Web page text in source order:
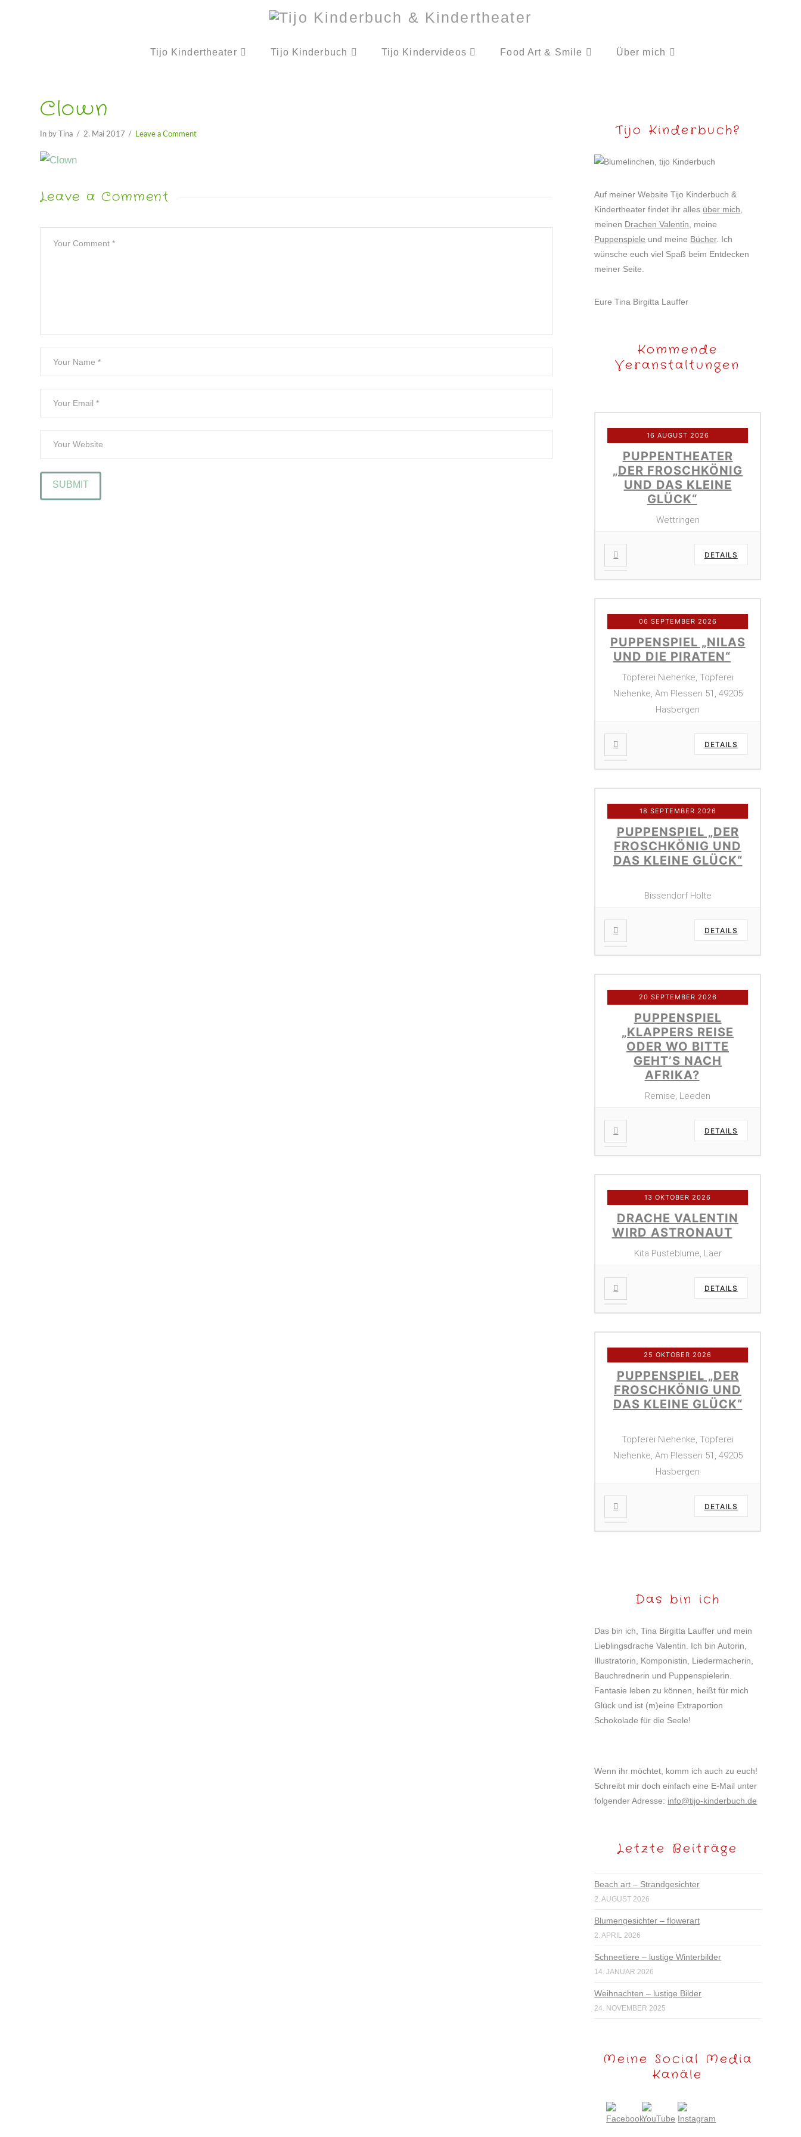
Tijo Kindertheater Tijo Kinderbuch Tijo Kindervideos Food Art & Smile Über mich
Clown
In by Tina 2. Mai 2017 Leave a Comment
Leave a Comment
Tijo Kinderbuch?
Auf meiner Website Tijo Kinderbuch &
Kindertheater findet ihr alles über mich
meinen Drachen Valentin , meine
Puppenspiele und meine Bücher. Ich
wünsche euch viel Spaß beim Entdecken
meiner Seite.
Eure Tina Birgitta Lauffer
Kommende
Veranstaltungen
16 AUGUST 2026
PUPPENTHEATER
„DER FROSCHKÖNIG
UND DAS KLEINE
GLÜCK“
Wettringen
DETAILS
06 SEPTEMBER 2026
PUPPENSPIEL „NILAS
UND DIE PIRATEN“
Töpferei Niehenke, Töpferei
Niehenke, Am Plessen 51, 49205
Hasbergen
DETAILS
18 SEPTEMBER 2026
PUPPENSPIEL „DER
FROSCHKÖNIG UND
DAS KLEINE GLÜCK“
Bissendorf Holte
DETAILS
20 SEPTEMBER 2026
PUPPENSPIEL
„KLAPPERS REISE
ODER WO BITTE
GEHT’S NACH
AFRIKA?
Remise, Leeden
DETAILS
13 OKTOBER 2026
DRACHE VALENTIN
WIRD ASTRONAUT
Kita Pusteblume, Laer
DETAILS
25 OKTOBER 2026
PUPPENSPIEL „DER
FROSCHKÖNIG UND
DAS KLEINE GLÜCK“
Töpferei Niehenke, Töpferei
Niehenke, Am Plessen 51, 49205
Hasbergen
DETAILS
Das bin ich
Das bin ich, Tina Birgitta Lauffer und mein
Lieblingsdrache Valentin. Ich bin Autorin,
Illustratorin, Komponistin, Liedermacherin,
Bauchrednerin und Puppenspielerin.
Fantasie leben zu können, heißt für mich
Glück und ist (m)eine Extraportion
Schokolade für die Seele!
Wenn ihr möchtet, komm ich auch zu euch!
Schreibt mir doch einfach eine E-Mail unter
folgender Adresse: info@tijo-kinderbuch.de
Letzte Beiträge
Beach art – Strandgesichter
2. AUGUST 2026
Blumengesichter – flowerart
2. APRIL 2026
Schneetiere – lustige Winterbilder
14. JANUAR 2026
Weihnachten – lustige Bilder
24. NOVEMBER 2025
Meine Social Media
Kanäle